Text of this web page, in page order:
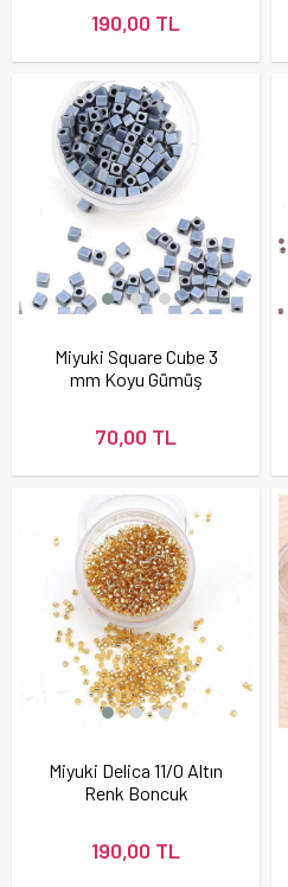
190,00 TL
Miyuki Square Cube 3
mm Koyu Gümüş
70,00 TL
Miyuki Delica 11/0 Altın
Renk Boncuk
190,00 TL